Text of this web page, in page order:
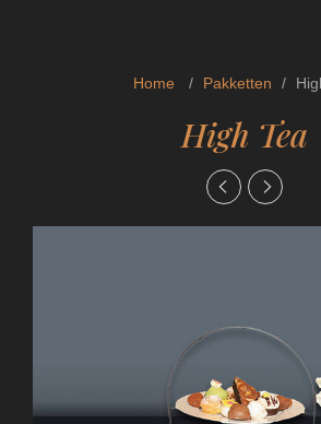
Home / Pakketten /
High Tea